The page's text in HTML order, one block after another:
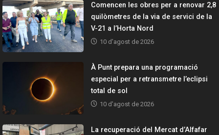
Comencen les obres per a renovar 2,8
quilòmetres de la via de servici de la
V-21 a l’Horta Nord
10 d'agost de 2026
À Punt prepara una programació
especial per a retransmetre l’eclipsi
total de sol
10 d'agost de 2026
La recuperació del Mercat d’Alfafar